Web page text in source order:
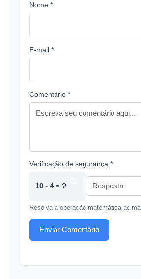
Nome *
E-mail *
Comentário *
Verificação de segurança *
10 - 4 = ?
Resolva a operação matemática acima
Enviar Comentário